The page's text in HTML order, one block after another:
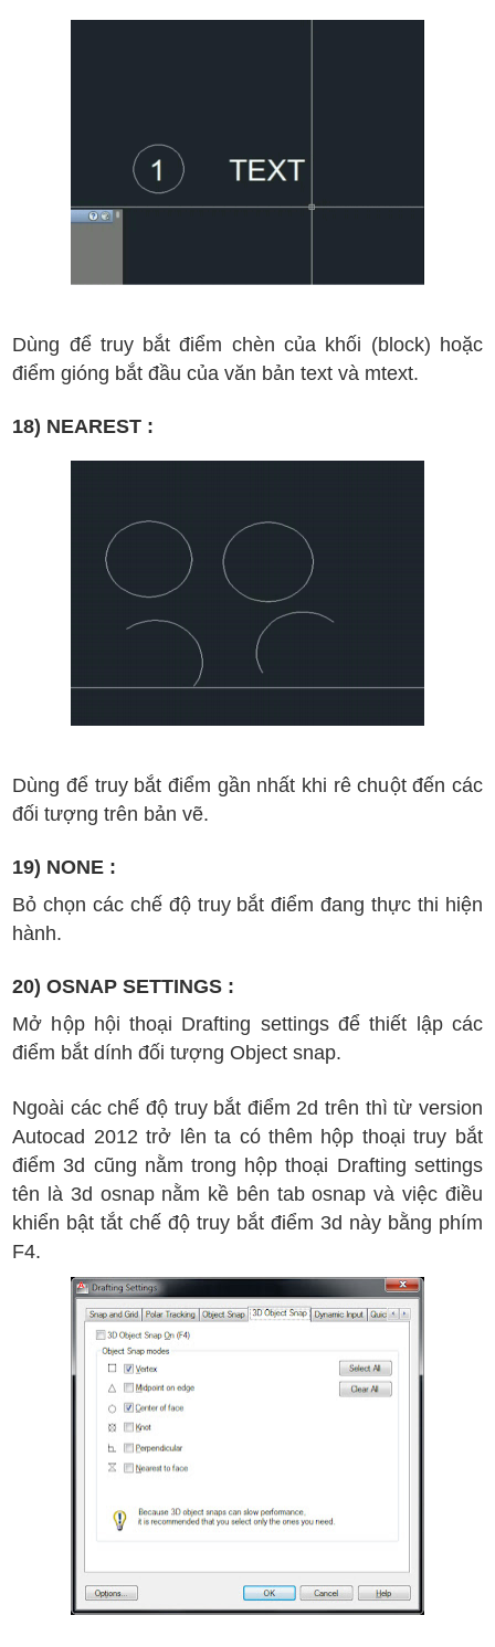
Dùng để truy bắtđiểm chèn của khối (block) hoặc
điểmgióng bắtđầu của văn bản text và mtext.
18) NEAREST :
Dùng để truy bắt điểm gần nhất khi rê chuộtđến các
đối tượng trên bản vẽ.
19) NONE :
Bỏ chọn các chế độ truy bắtđiểmđang thực thi hiện
hành.
20) OSNAP SETTINGS :
Mở hộp hội thoại Drafting settings đểthiết l ập các
điểm bắt dínhđối tượng Object snap.
Ngoài các chế độ truy bắt điểm 2d trên thì từ version
Autocad 2012 trở lên ta có thêm hộp thoại truy bắt
điểm 3d cũng nằm trong hộp thoại Drafting settings
tên là 3d osnap nằm kề bên tab osnap và việc điều
khiển bật tắt chế độ truy bắt điểm 3d này bằng phím
F4.